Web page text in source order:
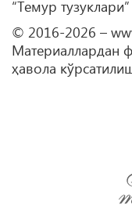
“Темур тузуклари”
© 2016-2026 –
Материаллардан
ҳавола